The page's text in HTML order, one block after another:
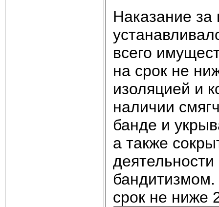
Наказание за
всего
на срок не
изоляцией и
наличии
банде и
а также
срок не ниже